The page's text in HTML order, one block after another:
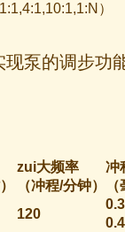
）
现泵的调步功
zui大频率
（冲程/分钟）
冲
120